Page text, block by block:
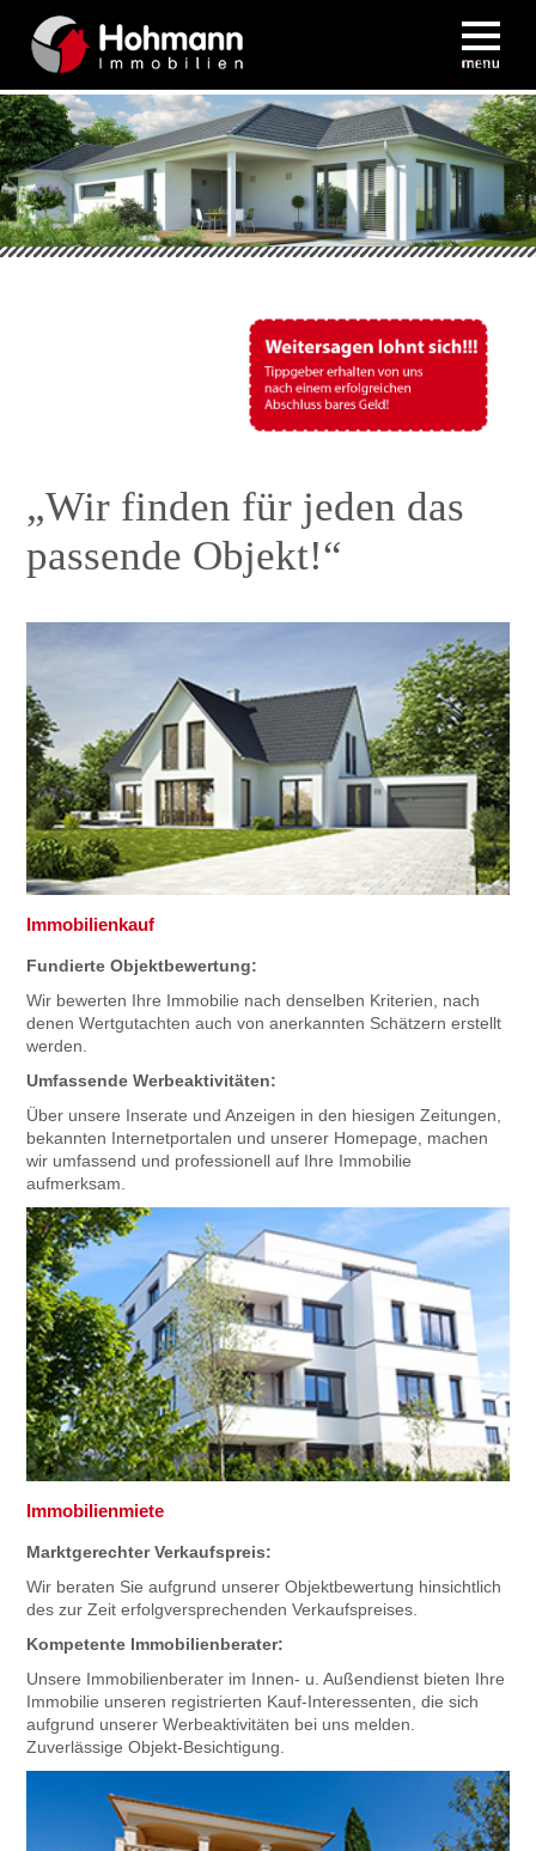
„Wir finden für jeden das
passende Objekt!“
Immobilienkauf
Fundierte Objektbewertung:
Wir bewerten Ihre Immobilie nach denselben Kriterien, nach
denen Wertgutachten auch von anerkannten Schätzern erstellt
werden.
Umfassende Werbeaktivitäten:
Über unsere Inserate und Anzeigen in den hiesigen Zeitungen,
bekannten Internetportalen und unserer Homepage, machen
wir umfassend und professionell auf Ihre Immobilie
aufmerksam.
Immobilienmiete
Marktgerechter Verkaufspreis:
Wir beraten Sie aufgrund unserer Objektbewertung hinsichtlich
des zur Zeit erfolgversprechenden Verkaufspreises.
Kompetente Immobilienberater:
Unsere Immobilienberater im Innen- u. Außendienst bieten Ihre
Immobilie unseren registrierten Kauf-Interessenten, die sich
aufgrund unserer Werbeaktivitäten bei uns melden.
Zuverlässige Objekt-Besichtigung.